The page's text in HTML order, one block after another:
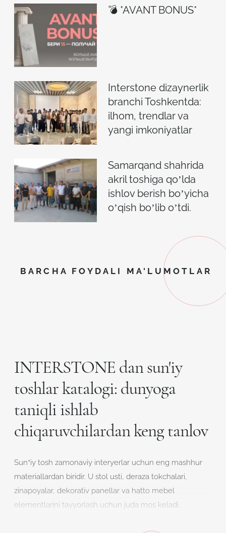
💣 *AVANT BONUS*
Interstone dizaynerlik
branchi Toshkentda:
ilhom, trendlar va
yangi imkoniyatlar
Samarqand shahrida
akril toshiga qoʼlda
ishlov berish boʼyicha
oʼqish boʼlib oʼtdi.
BARCHA FOYDALI MA'LUMOTLAR
INTERSTONE dan sun'iy
toshlar katalogi: dunyoga
taniqli ishlab
chiqaruvchilardan keng tanlov
Sun’iy tosh zamonaviy interyerlar uchun eng mashhur
materiallardan biridir. U stol usti, deraza tokchalari,
zinapoyalar, dekorativ panellar va hatto mebel
elementlarini tayyorlash uchun juda mos keladi.